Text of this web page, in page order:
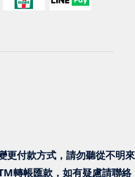
更付款方式，請勿聽從不明來
轉帳匯款，如有疑慮請聯絡